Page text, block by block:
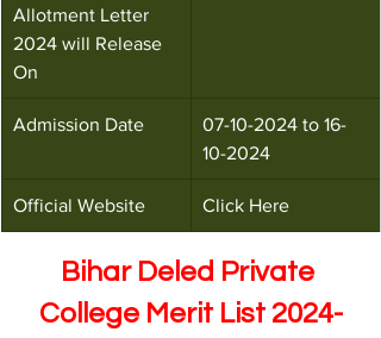
Allotment Letter
2024 will Release
On
Admission Date
07-10-2024 to 16-
10-2024
Official Website Click Here
Bihar Deled Private
College Merit List 2024-